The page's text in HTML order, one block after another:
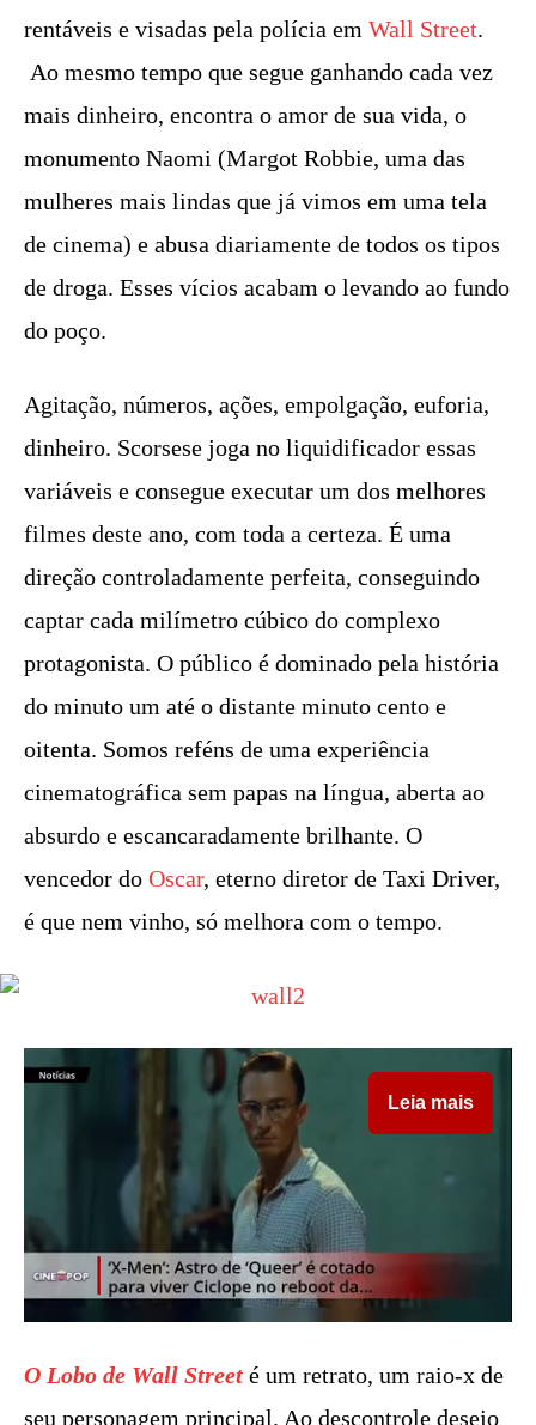
rentáveis e visadas pela polícia em Wall Street.
Ao mesmo tempo que segue ganhando cada vez
mais dinheiro, encontra o amor de sua vida, o
monumento Naomi (Margot Robbie, uma das
mulheres mais lindas que já vimos em uma tela
de cinema) e abusa diariamente de todos os tipos
de droga. Esses vícios acabam o levando ao fundo
do poço.
Agitação, números, ações, empolgação, euforia,
dinheiro. Scorsese joga no liquidificador essas
variáveis e consegue executar um dos melhores
filmes deste ano, com toda a certeza. É uma
direção controladamente perfeita, conseguindo
captar cada milímetro cúbico do complexo
protagonista. O público é dominado pela história
do minuto um até o distante minuto cento e
oitenta. Somos reféns de uma experiência
cinematográfica sem papas na língua, aberta ao
absurdo e escancaradamente brilhante. O
vencedor do Oscar, eterno diretor de Taxi Driver,
é que nem vinho, só melhora com o tempo.
Leia mais
O Lobo de Wall Street é um retrato, um raio-x de
seu personagem principal. Ao descontrole desejo